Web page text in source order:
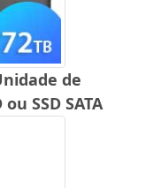
de
SSD SATA